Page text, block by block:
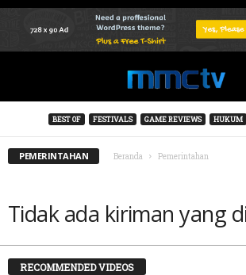
BEST OF FESTIVALS GAME REVIEWS HUKUM
PEMERINTAHAN Beranda Pemerintahan
Tidak ada kiriman yang
RECOMMENDED VIDEOS